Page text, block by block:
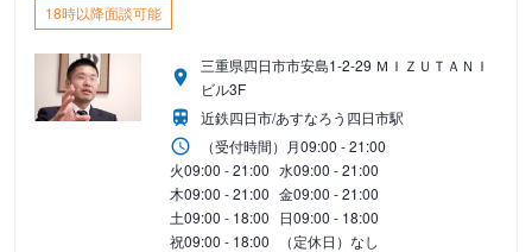
18時以降面談可能
三重県四日市市安島1-2-29 ＭＩＺＵＴＡＮＩ
ビル3F
近鉄四日市/あすなろう四日市駅
（受付時間） 月09:00 - 21:00
火09:00 - 21:00 水09:00 - 21:00
木09:00 - 21:00 金09:00 - 21:00
土09:00 - 18:00 日09:00 - 18:00
祝09:00 - 18:00 （定休日）なし